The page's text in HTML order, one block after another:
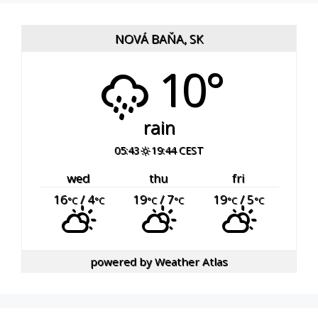
NOVÁ BAŇA, SK
10°
rain
05:43 19:44 CEST
wed thu
fri
16°C/ 4°C 19°C/ 7°C 19°C/ 5°C
powered byWeather Atlas